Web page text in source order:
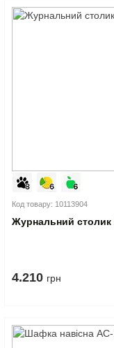
Код товару: 10113904
Журнальний столик
4.210 грн